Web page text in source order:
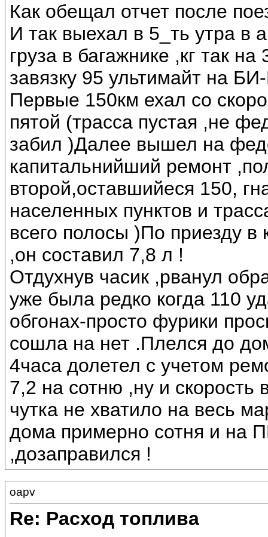
Как обещал отчет после
И так выехал в 5_ть утра в
груза в багажнике ,кг так
завязку 95 ультимайт на
Первые 150км ехал со
пятой (трасса пустая ,не
забил )Далее вышел на
капитальнийший ремонт
второй,оставшийеся 150,
населенных пунктов и
всего полосы )По приезду в
,он составил 7,8 л !
Отдухнув часик ,рванул
уже была редко когда 110
обгонах-просто фурики
сошла на нет .Плелся до
4часа долетел с учетом
7,2 на сотню ,ну и скорость
чутка не хватило на весь
дома примерно сотня и на
,дозаправился !
oapv
Re: Расход топлива